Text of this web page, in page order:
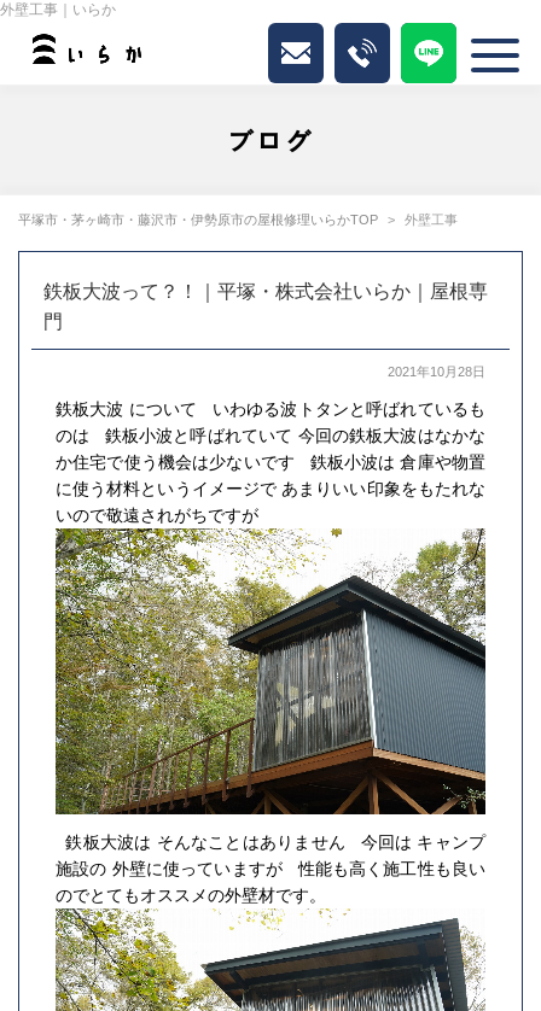
外壁工事｜いらか
ブログ
平塚市・茅ヶ崎市・藤沢市・伊勢原市の屋根修理いらかTOP 外壁工事
鉄板大波って？！｜平塚・株式会社いらか｜屋根専
門
2021年10月28日
鉄板大波 について いわゆる波トタンと呼ばれているも
のは 鉄板小波と呼ばれていて 今回の鉄板大波はなかな
か住宅で使う機会は少ないです 鉄板小波は 倉庫や物置
に使う材料というイメージで あまりいい印象をもたれな
いので敬遠されがちですが
鉄板大波は そんなことはありません 今回は キャンプ
施設の 外壁に使っていますが 性能も高く施工性も良い
のでとてもオススメの外壁材です。